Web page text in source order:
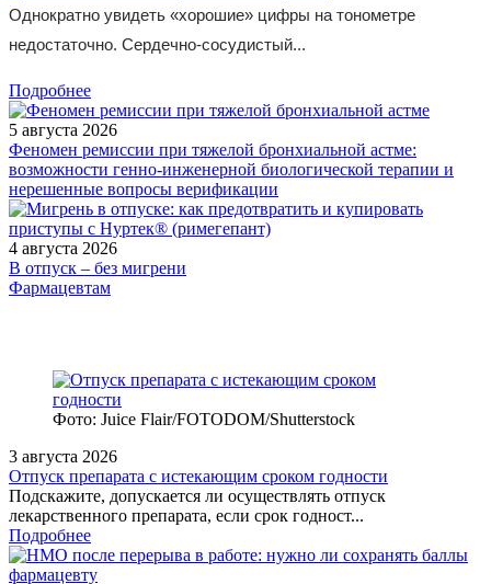
Однократно увидеть «хорошие» цифры на тонометре
недостаточно. Сердечно-сосудистый...
Подробнее
5 августа 2026
Феномен ремиссии при тяжелой бронхиальной астме:
возможности генно-инженерной биологической терапии и
нерешенные вопросы верификации
4 августа 2026
В отпуск – без мигрени
Фармацевтам
Фото: Juice Flair/FOTODOM/Shutterstoсk
3 августа 2026
Отпуск препарата с истекающим сроком годности
Подскажите, допускается ли осуществлять отпуск
лекарственного препарата, если срок годност...
Подробнее